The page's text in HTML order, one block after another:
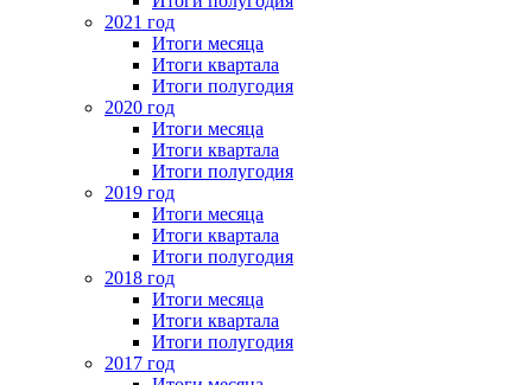
2021 год
Итоги месяца
Итоги квартала
Итоги полугодия
2020 год
Итоги месяца
Итоги квартала
Итоги полугодия
2019 год
Итоги месяца
Итоги квартала
Итоги полугодия
2018 год
Итоги месяца
Итоги квартала
Итоги полугодия
2017 год